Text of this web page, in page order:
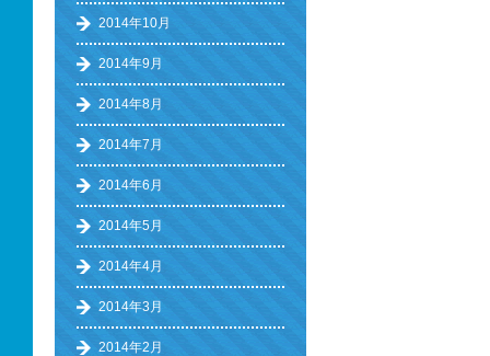
2014年10月
2014年9月
2014年8月
2014年7月
2014年6月
2014年5月
2014年4月
2014年3月
2014年2月